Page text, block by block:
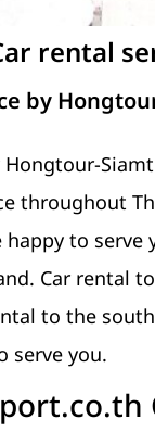
rental
by
Hongtour-
throughout
to
Car rental
to the
serve you.